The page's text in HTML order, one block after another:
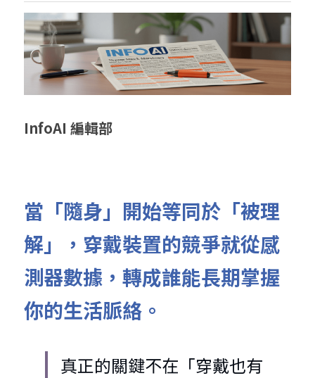
InfoAI 編輯部
當「隨身」開始等同於「被理
解」，穿戴裝置的競爭就從感
測器數據，轉成誰能長期掌握
你的生活脈絡。
真正的關鍵不在「穿戴也有